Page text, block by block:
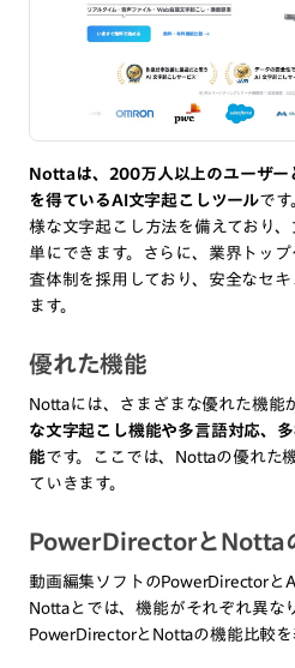
Nottaは、200万人以上のユーザー
を得ているAI文字起こしツールで
様な文字起こし方法を備えており
単にできます。さらに、業界トッ
査体制を採用しており、安全なセ
ます。
優れた機能
Nottaには、さまざまな優れた機能
な文字起こし機能や多言語対応、
能です。ここでは、Nottaの優れた
ていきます。
PowerDirectorとNotta
動画編集ソフトのPowerDirectorと
Nottaとでは、機能がそれぞれ異な
PowerDirectorとNottaの機能比較を